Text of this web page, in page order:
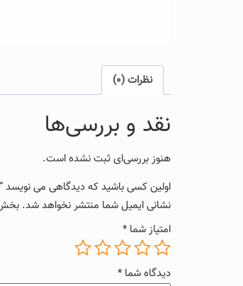
نظرات (0)
نقد و بررسی‌ها
هنوز بررسی‌ای ثبت نشده است.
اولین کسی باشید که دیدگاهی می نویسد “Main Board”
نشانی ایمیل شما منتشر نخواهد شد.
امتیاز شما *
دیدگاه شما *